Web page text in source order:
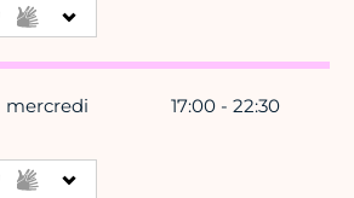
mercredi 17:00 - 22:30